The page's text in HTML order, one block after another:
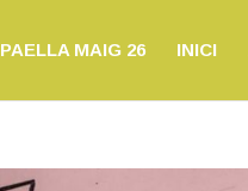
PAELLA MAIG 26 INICI